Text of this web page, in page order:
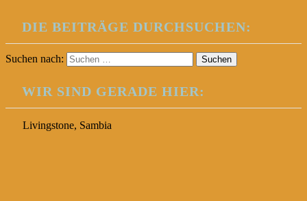
DIE BEITRÄGE DURCHSUCHEN:
Suchen nach:
WIR SIND GERADE HIER:
Livingstone, Sambia